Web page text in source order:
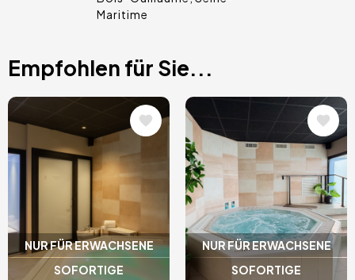
Maritime
Empfohlen für Sie...
NUR FÜR ERWACHSENE
SOFORTIGE
Bild
NUR FÜR ERWACHSENE
SOFORTIGE
Bild